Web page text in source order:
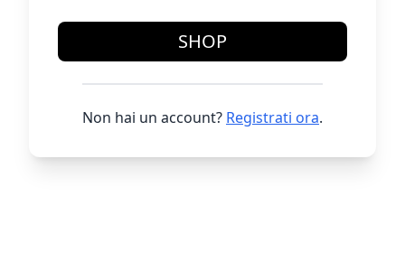
SHOP
Non hai un account? Registrati ora.